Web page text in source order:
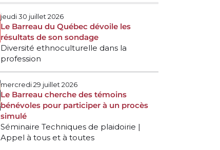
jeudi 30 juillet 2026
Le Barreau du Québec dévoile les
résultats de son sondage
Diversité ethnoculturelle dans la
profession
mercredi 29 juillet 2026
Le Barreau cherche des témoins
bénévoles pour participer à un procès
simulé
Séminaire Techniques de plaidoirie |
Appel à tous et à toutes